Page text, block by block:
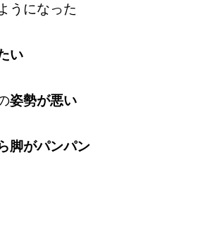
うになった
い
姿勢が悪い
脚がパンパン